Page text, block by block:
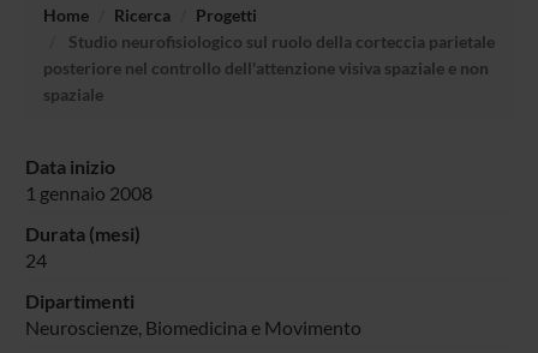
Home Ricerca
Progetti
Studio neurofisiologico sul ruolo della corteccia parietale
posteriore nel controllo dell'attenzione visiva spaziale e non
spaziale
Data inizio
1 gennaio 2008
Durata (mesi)
24
Dipartimenti
Neuroscienze, Biomedicina e Movimento